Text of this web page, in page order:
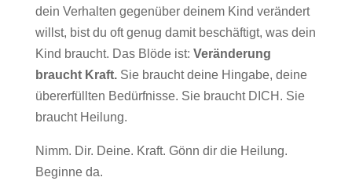
dein Verhalten gegenüber deinem Kind verändert
willst, bist du oft genug damit beschäftigt, was dein
Kind braucht. Das Blöde ist: Veränderung
braucht Kraft.Sie braucht deine Hingabe, deine
übererfüllten Bedürfnisse. Sie braucht DICH. Sie
braucht Heilung.
Nimm. Dir. Deine. Kraft. Gönn dir die Heilung.
Beginne da.